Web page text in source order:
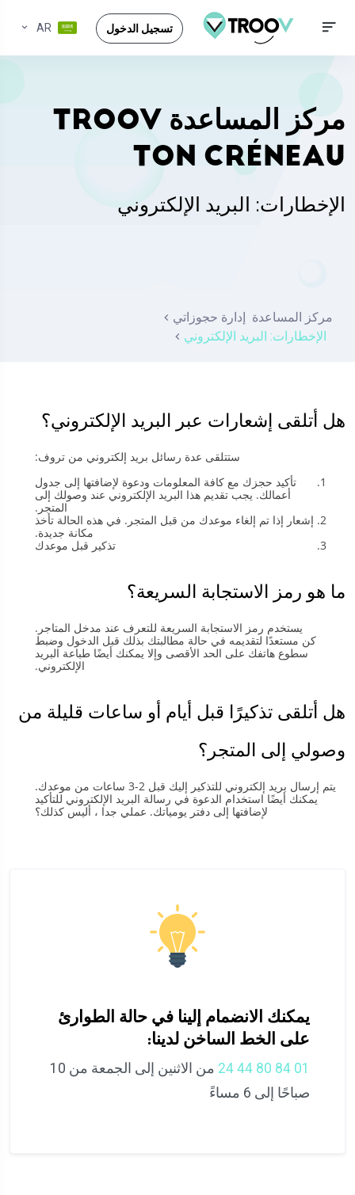
تسجيل الدخول AR
مركز المساعدة TROOV
TON CRÉNEAU
الإخطارات: البريد الإلكتروني
مركز المساعدة إدارة حجوزاتي
الإخطارات: البريد الإلكتروني
هل أتلقى إشعارات عبر البريد الإلكتروني؟
ستتلقى عدة رسائل بريد إلكتروني من تروف:
تأكيد حجزك مع كافة المعلومات ودعوة لإضافتها إلى جدول
أعمالك. يجب تقديم هذا البريد الإلكتروني عند وصولك إلى
المتجر.
إشعار إذا تم إلغاء موعدك من قبل المتجر. في هذه الحالة تأخذ
مكانة جديدة.
تذكير قبل موعدك
ما هو رمز الاستجابة السريعة؟
يستخدم رمز الاستجابة السريعة للتعرف عند مدخل المتاجر.
كن مستعدًا لتقديمه في حالة مطالبتك بذلك قبل الدخول وضبط
سطوع هاتفك على الحد الأقصى وإلا يمكنك أيضًا طباعة البريد
الإلكتروني.
هل أتلقى تذكيرًا قبل أيام أو ساعات قليلة من
وصولي إلى المتجر؟
يتم إرسال بريد إلكتروني للتذكير إليك قبل 2-3 ساعات من موعدك.
يمكنك أيضًا استخدام الدعوة في رسالة البريد الإلكتروني للتأكيد
لإضافتها إلى دفتر يومياتك. عملي جدا ، أليس كذلك؟
يمكنك الانضمام إلينا في حالة الطوارئ
على الخط الساخن لدينا:
01 84 80 44 24
من الاثنين إلى الجمعة من 10
صباحًا إلى 6 مساءً